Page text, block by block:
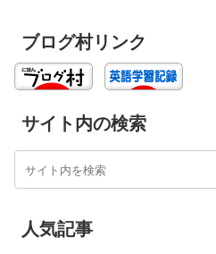
ブログ村リンク
サイト内の検索
人気記事